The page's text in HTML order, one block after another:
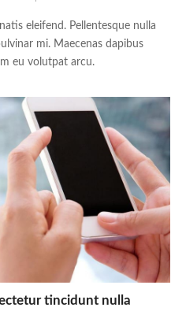
eleifend. Pellentesque nulla
mi. Maecenas dapibus
eu volutpat arcu.
tincidunt nulla